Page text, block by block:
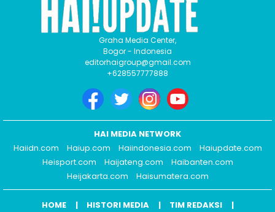
Graha Media Center,
Bogor - Indonesia
editorhaigroup@gmail.com
+628557777888
HAI MEDIA NETWORK
Haiidn.com
Haiup.com Haiindonesia.com
Haiupdate.com
Heisport.com
Haijateng.com
Haibanten.com
Heijakarta.com
Haisumatera.com
HOME HISTORI MEDIA
TIM REDAKSI